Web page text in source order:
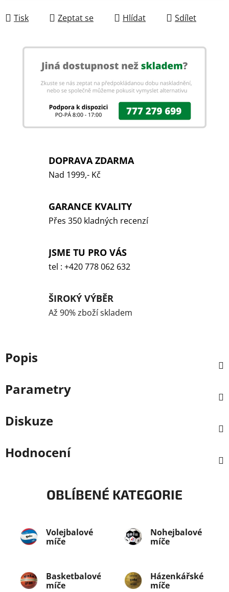
Tisk Zeptat se Hlídat Sdílet
DOPRAVA ZDARMA
Nad 1999,- Kč
GARANCE KVALITY
Přes 350 kladných recenzí
JSME TU PRO VÁS
tel : +420 778 062 632
ŠIROKÝ VÝBĚR
Až 90% zboží skladem
Popis
Parametry
Diskuze
Hodnocení
OBLÍBENÉ KATEGORIE
Volejbalové
míče
Nohejbalové
míče
Basketbalové
míče
Házenkářské
míče